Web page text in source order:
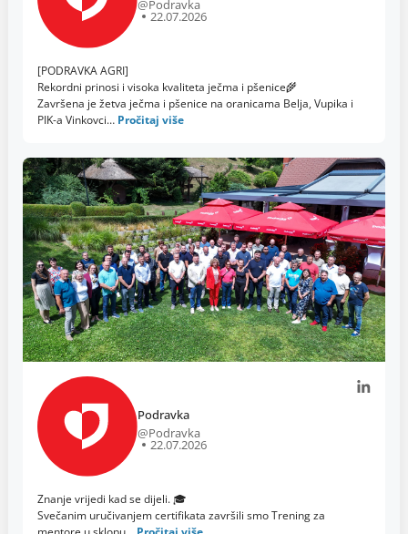
@Podravka
22.07.2026
[PODRAVKA AGRI]
Rekordni prinosi i visoka kvaliteta ječma i pšenice🌾
Završena je žetva ječma i pšenice na oranicama Belja, Vupika i
PIK-a Vinkovci… Pročitaj više
Podravka
@Podravka
22.07.2026
Znanje vrijedi kad se dijeli. 🎓
Svečanim uručivanjem certifikata završili smo Trening za